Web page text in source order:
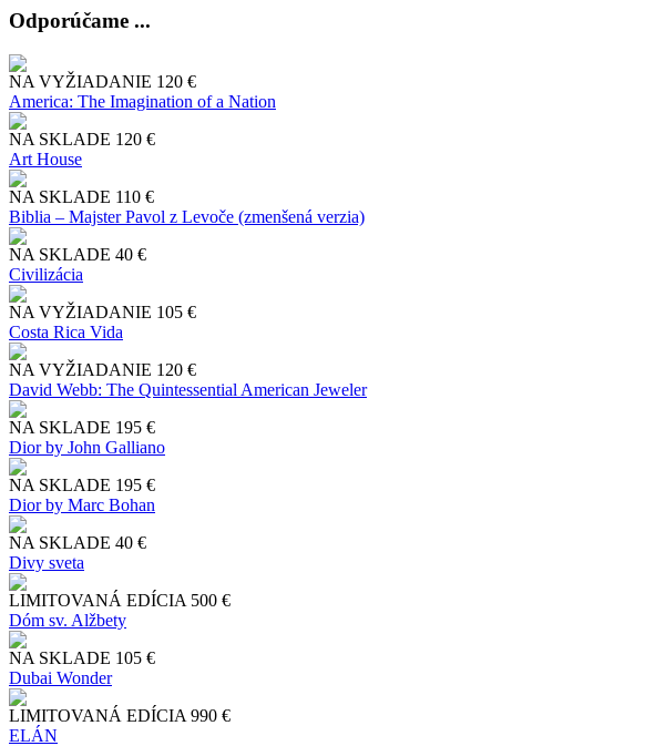
Odporúčame ...
NA VYŽIADANIE 120 €
America: The Imagination of a Nation
NA SKLADE 120 €
Art House
NA SKLADE 110 €
Biblia – Majster Pavol z Levoče (zmenšená verzia)
NA SKLADE 40 €
Civilizácia
NA VYŽIADANIE 105 €
Costa Rica Vida
NA VYŽIADANIE 120 €
David Webb: The Quintessential American Jeweler
NA SKLADE 195 €
Dior by John Galliano
NA SKLADE 195 €
Dior by Marc Bohan
NA SKLADE 40 €
Divy sveta
LIMITOVANÁ EDÍCIA 500 €
Dóm sv. Alžbety
NA SKLADE 105 €
Dubai Wonder
LIMITOVANÁ EDÍCIA 990 €
ELÁN